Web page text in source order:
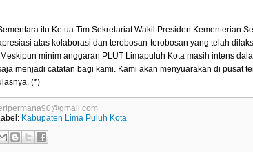
itu Ketua Tim Sekretariat Wakil Presiden Kementerian
atas kolaborasi dan terobosan-terobosan yang telah
minim anggaran PLUT Limapuluh Kota masih intens
menjadi catatan bagi kami. Kami akan menyuarakan di pusat
(*)
Kabupaten Lima Puluh Kota